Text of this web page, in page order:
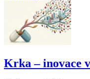
Krka –⁠ inovace